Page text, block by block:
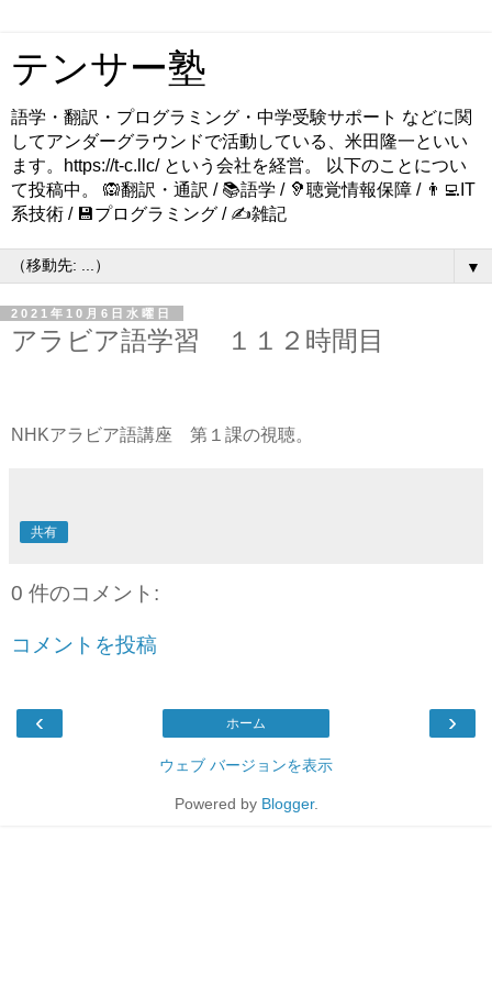
テンサー塾
語学・翻訳・プログラミング・中学受験サポート などに関
してアンダーグラウンドで活動している、米田隆一といい
ます。https://t-c.llc/ という会社を経営。 以下のことについ
て投稿中。 🙉翻訳・通訳 / 📚語学 / 🦻聴覚情報保障 / 👨‍💻IT
系技術 / 💾プログラミング / ✍️雑記
▼
2021年10月6日水曜日
アラビア語学習 １１２時間目
NHKアラビア語講座 第１課の視聴。
共有
0 件のコメント:
コメントを投稿
‹ ›
ホーム
ウェブ バージョンを表示
Powered by Blogger.